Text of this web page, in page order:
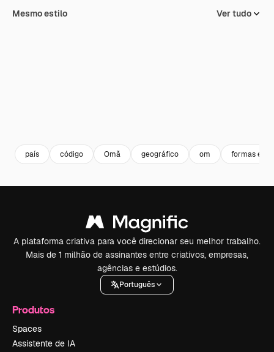
Mesmo estilo Ver tudo
país código Omã geográfico om formas e
A plataforma criativa para você direcionar seu melhor trabalho.
Mais de 1 milhão de assinantes entre criativos, empresas,
agências e estúdios.
Português
Produtos
Spaces
Assistente de IA